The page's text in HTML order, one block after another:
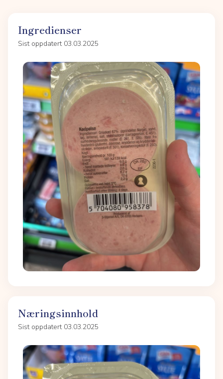
Ingredienser
Sist oppdatert 03.03.2025
Næringsinnhold
Sist oppdatert 03.03.2025